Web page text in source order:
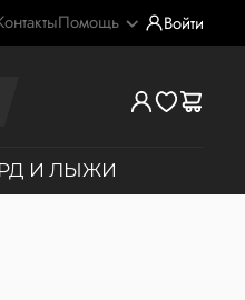
Помощь Войти
И ЛЫЖИ